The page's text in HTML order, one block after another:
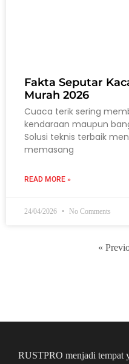
Fakta Seputar
Murah 2026
Cuaca terik sering
kendaraan maupun
Solusi teknis terbaik
memasang
READ MORE »
24/04/2026 No Comments
«
RUSTPRO menjadi tempat